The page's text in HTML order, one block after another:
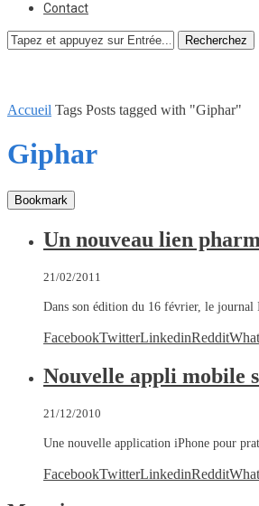
Contact
Recherchez
Accueil Tags Posts tagged with "Giphar"
Giphar
Bookmark
Un nouveau lien
21/02/2011
Dans son édition du 16 février, le journal
FacebookTwitterLinkedinReddit
Nouvelle appli mobile
21/12/2010
Une nouvelle application iPhone pour
FacebookTwitterLinkedinReddit